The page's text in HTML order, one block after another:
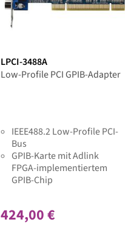
LPCI-3488A
Low-Profile PCI GPIB-Adapter
IEEE488.2 Low-Profile PCI-
Bus
GPIB-Karte mit Adlink
FPGA-implementiertem
GPIB-Chip
424,00 €